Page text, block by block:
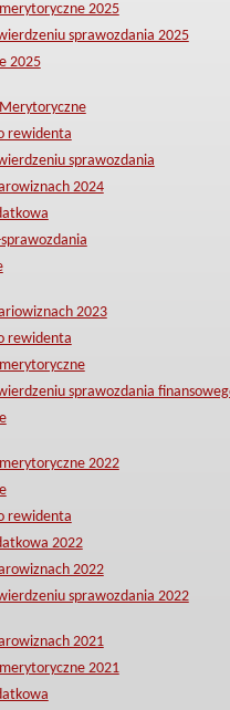
2025
sprawozdania 2025
2025
rewidenta
sprawozdania
2024
2023
rewidenta
sprawozdania
2022
rewidenta
2022
2022
sprawozdania 2022
2021
2021